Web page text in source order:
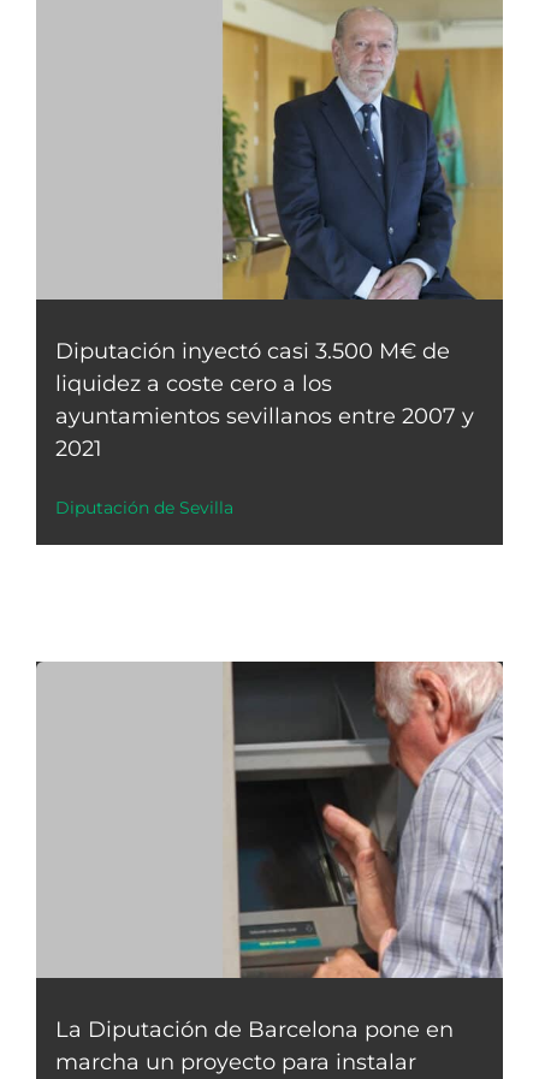
Diputación inyectó casi 3.500 M€ de
liquidez a coste cero a los
ayuntamientos sevillanos entre 2007 y
2021
Diputación de Sevilla
La Diputación de Barcelona pone en
marcha un proyecto para instalar